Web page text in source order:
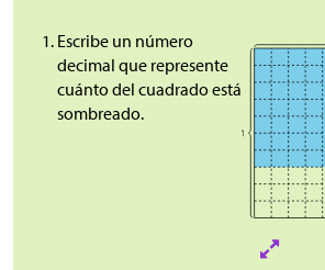
Escribe un número
decimal que represente
cuánto del cuadrado está
sombreado.